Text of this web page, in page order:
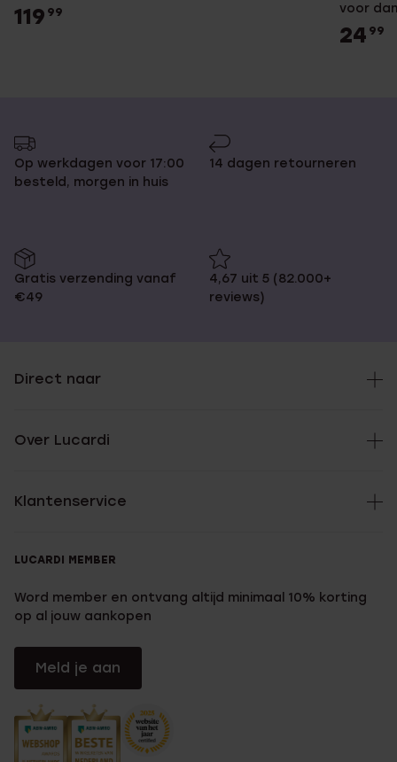
119 99
voor
24 99
Op werkdagen voor 17:00
besteld, morgen in huis
14 dagen retourneren
Gratis verzending vanaf
€49
4,67 uit 5 (82.000+
reviews)
Direct naar
Over Lucardi
Klantenservice
LUCARDI MEMBER
Word member en ontvang altijd minimaal 10% korting
op al jouw aankopen
Meld je aan